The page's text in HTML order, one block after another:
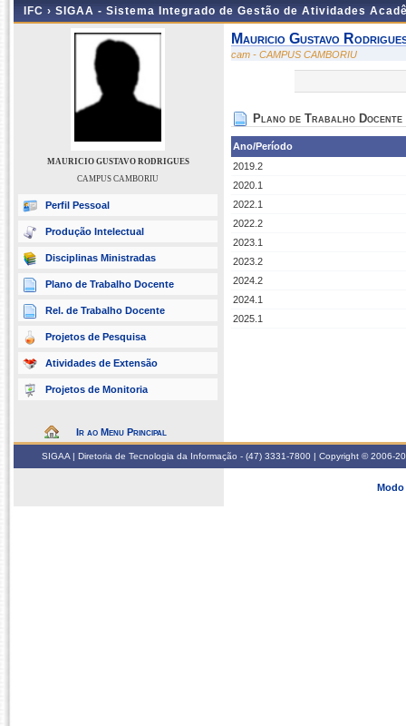
IFC › SIGAA - Sistema Integrado de Gestão de Atividades
MAURICIO GUSTAVO RODRIGUES
CAMPUS CAMBORIU
Perfil Pessoal
Produção Intelectual
Disciplinas Ministradas
Plano de Trabalho Docente
Rel. de Trabalho Docente
Projetos de Pesquisa
Atividades de Extensão
Projetos de Monitoria
Ir ao Menu Principal
Mauricio Gustavo
cam - CAMPUS CAMBORIU
Plano de Trabalho Docente
Ano/Período
2019.2
2020.1
2022.1
2022.2
2023.1
2023.2
2024.2
2024.1
2025.1
SIGAA | Diretoria de Tecnologia da Informação - (47) 3331-7800 | Copyright © 2006-
Modo